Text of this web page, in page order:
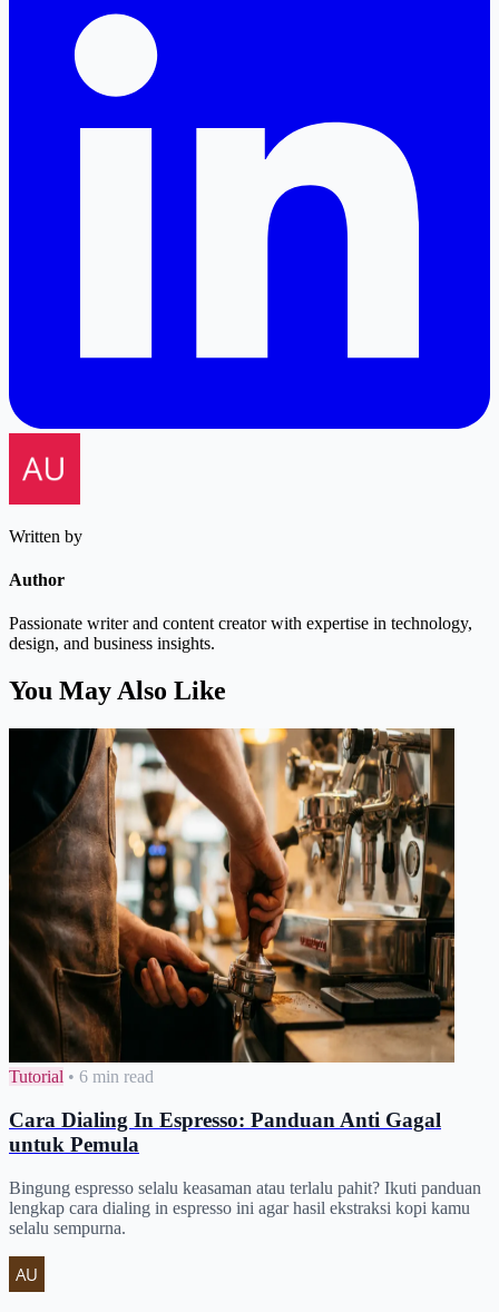
Written by
Author
Passionate writer and content creator with expertise in technology,
design, and business insights.
You May Also Like
Tutorial • 6 min read
Cara Dialing In Espresso: Panduan Anti Gagal
untuk Pemula
Bingung espresso selalu keasaman atau terlalu pahit? Ikuti panduan
lengkap cara dialing in espresso ini agar hasil ekstraksi kopi kamu
selalu sempurna.